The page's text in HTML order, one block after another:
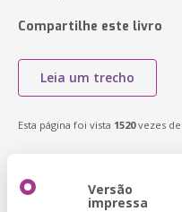
Compartilhe este livro
Leia um trecho
Esta página foi vista 1520vezes
Versão
impressa